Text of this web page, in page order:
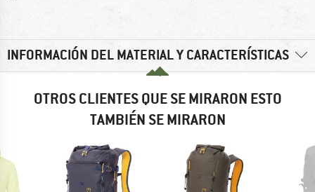
INFORMACIÓN DEL MATERIAL Y CARACTERÍSTICAS
OTROS CLIENTES QUE SE MIRARON ESTO
TAMBIÉN SE MIRARON